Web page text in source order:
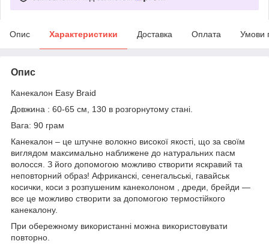
Опис Характеристики Доставка Оплата Умови
Опис
Канекалон Easy Braid
Довжина : 60-65 см, 130 в розгорнутому стані.
Вага: 90 грам
Канекалон – це штучне волокно високої якості, що за своїм
виглядом максимально наближене до натуральних пасм
волосся. З його допомогою можливо створити яскравий та
неповторний образ! Африканскі, сенегальські, гавайськ
косички, коси з розпушеним канеколоном , дреди, брейди —
все це можливо створити за допомогою термостійкого
канекалону.
При обережному використанні можна використовувати
повторно.